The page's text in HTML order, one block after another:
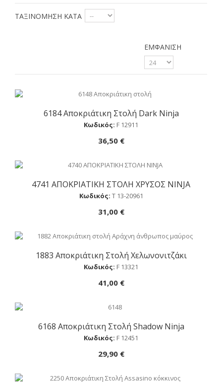
ΤΑΞΙΝΌΜΗΣΗ ΚΑΤΆ
ΕΜΦΆΝΙΣΗ
Αγορά
6184 Αποκριάτικη Στολή Dark Ninja
Κωδικός: F 12911
36,50 €
Αγορά
4741 ΑΠΟΚΡΙΑΤΙΚΗ ΣΤΟΛΗ ΧΡΥΣΟΣ NINJA
Κωδικός: Τ 13-20961
31,00 €
Αγορά
1883 Αποκριάτικη Στολή Χελωνονιτζάκι
Κωδικός: F 13321
41,00 €
Αγορά
6168 Αποκριάτικη Στολή Shadow Ninja
Κωδικός: F 12451
29,90 €